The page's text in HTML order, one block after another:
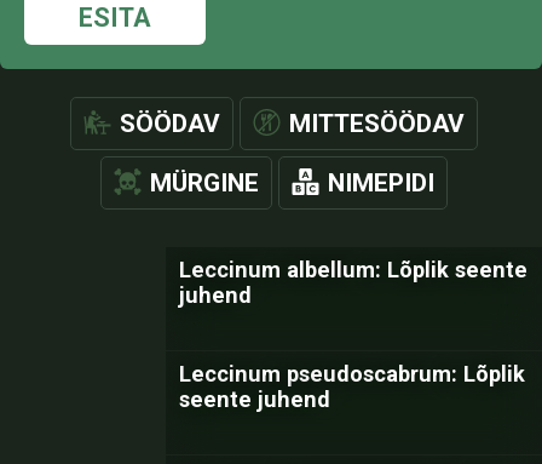
ESITA
SÖÖDAV MITTESÖÖDAV
MÜRGINE NIMEPIDI
Leccinum albellum: Lõplik seente
juhend
Leccinum pseudoscabrum: Lõplik
seente juhend